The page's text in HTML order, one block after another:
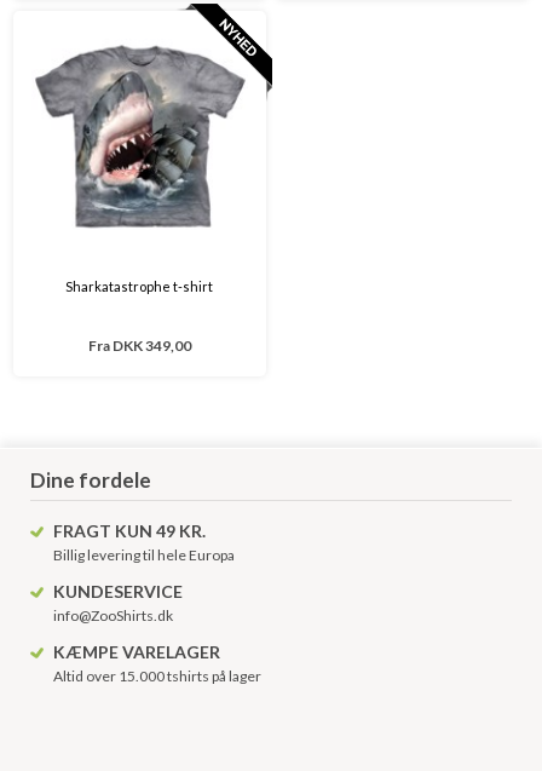
Sharkatastrophe t-shirt
Fra DKK 349,00
Dine fordele
FRAGT KUN 49 KR.
Billig levering til hele Europa
KUNDESERVICE
info@ZooShirts.dk
KÆMPE VARELAGER
Altid over 15.000 tshirts på lager